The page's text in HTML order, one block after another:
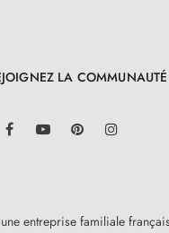
LA COMMUNAUTÉ
FacebookYouTube Pinterest
entreprise familiale